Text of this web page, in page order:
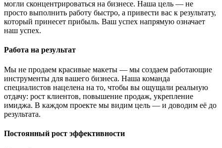
могли сконцентрироваться на бизнесе. Наша цель — не
просто выполнить работу быстро, а привести вас к результату,
который принесет прибыль. Ваш успех напрямую означает
наш успех.
Работа на результат
Мы не продаем красивые макеты — мы создаем работающие
инструменты для вашего бизнеса. Наша команда
специалистов нацелена на то, чтобы вы ощущали реальную
отдачу: рост клиентов, повышение продаж, укрепление
имиджа. В каждом проекте мы видим цель — и доводим её до
результата.
Постоянный рост эффективности